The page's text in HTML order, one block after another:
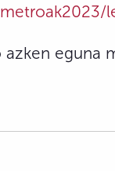
eguna